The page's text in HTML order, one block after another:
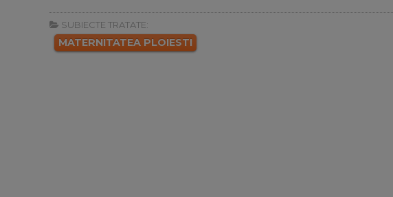
SUBIECTE TRATATE:
MATERNITATEA PLOIESTI